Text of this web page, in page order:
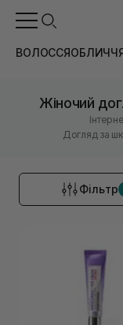
ВОЛОССЯ
Жіночий
Догляд за
Фільтр